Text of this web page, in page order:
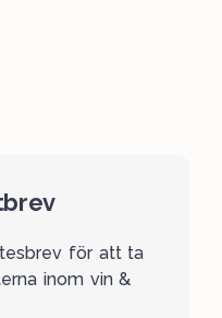
för att ta
inom vin &